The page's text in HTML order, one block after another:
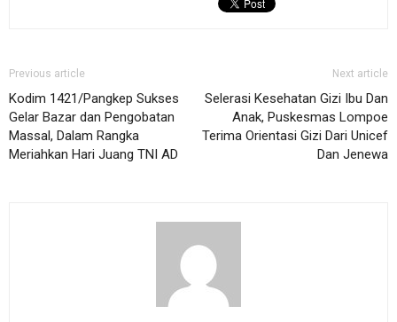
Previous article
Kodim 1421/Pangkep Sukses
Gelar Bazar dan Pengobatan
Massal, Dalam Rangka
Meriahkan Hari Juang TNI AD
Next article
Selerasi Kesehatan Gizi Ibu Dan
Anak, Puskesmas Lompoe
Terima Orientasi Gizi Dari Unicef
Dan Jenewa